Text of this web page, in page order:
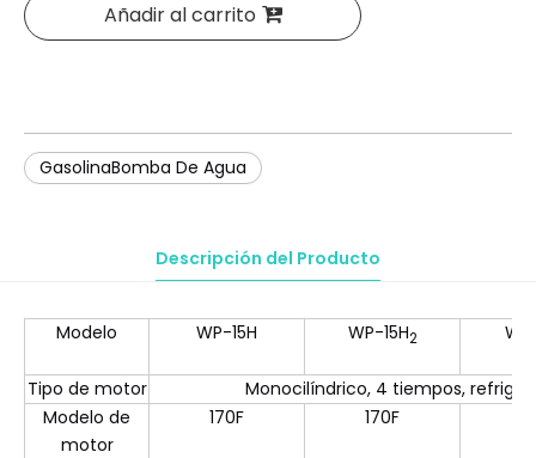
Añadir al carrito
GasolinaBomba De Agua
Descripción del Producto
Modelo WP-15H WP-15H2
Tipo de motor
Monocilíndrico, 4 tiempos,
Modelo de
motor
170F 170F